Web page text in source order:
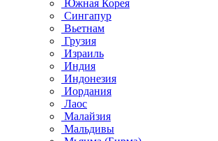
Южная Корея
Сингапур
Вьетнам
Грузия
Израиль
Индия
Индонезия
Иордания
Лаос
Малайзия
Мальдивы